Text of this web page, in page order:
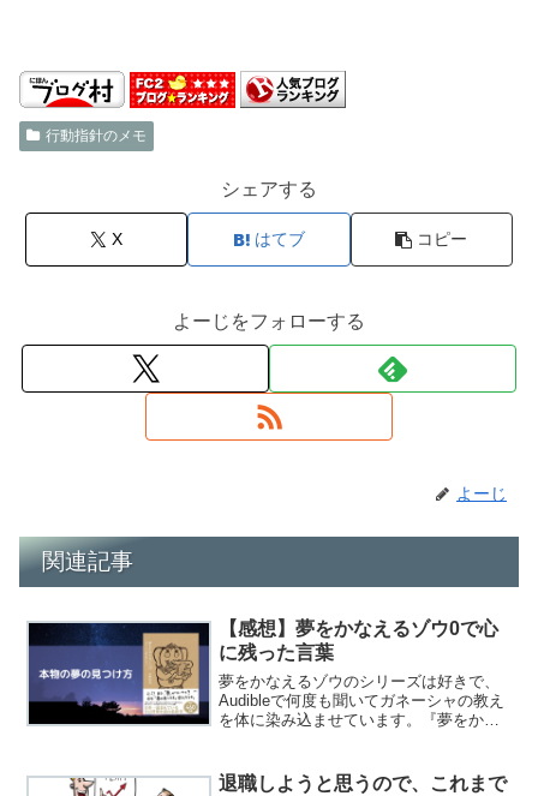
行動指針のメモ
シェアする
X はてブ コピー
よーじをフォローする
よーじ
関連記事
【感想】夢をかなえるゾウ0で心
に残った言葉
夢をかなえるゾウのシリーズは好きで、
Audibleで何度も聞いてガネーシャの教え
を体に染み込ませています。『夢をかな
/文響社/水野敬也posted with カエ...
退職しようと思うので、これまで